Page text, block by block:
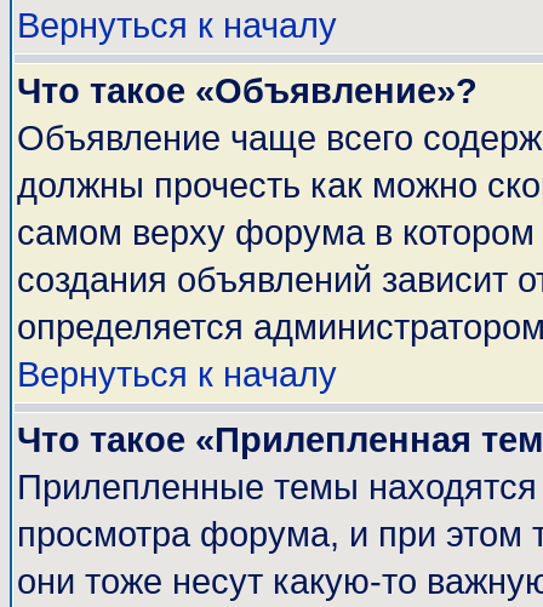
Вернуться к началу
Что такое «Объявление»?
Объявление чаще всего
должны прочесть как можно
самом верху форума в
создания объявлений зависит
определяется
Вернуться к началу
Что такое «Прилепленная
Прилепленные темы
просмотра форума, и при этом
они тоже несут какую-то